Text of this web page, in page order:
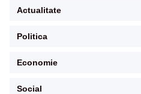
Actualitate
Politica
Economie
Social